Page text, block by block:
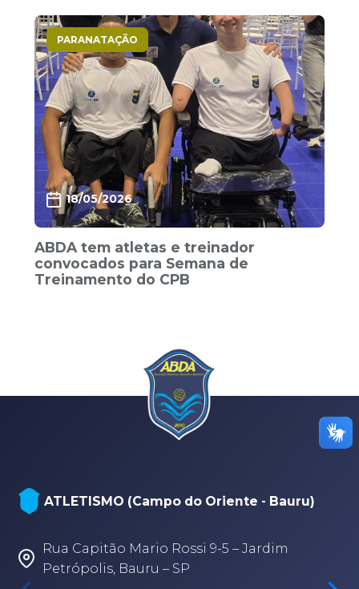
PARANATAÇÃO
18/05/2026
ABDA tem atletas e treinador
convocados para Semana de
Treinamento do CPB
ATLETISMO (Campo do Oriente - Bauru)
Rua Capitão Mario Rossi 9-5 – Jardim
Petrópolis, Bauru – SP